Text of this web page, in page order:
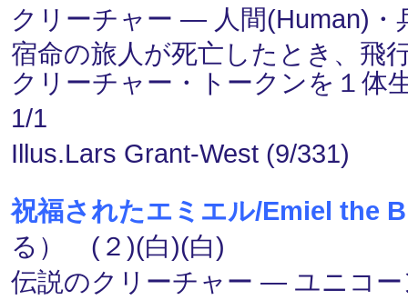
クリーチャー ― 人間(Human)
宿命の旅人が死亡したとき、飛
クリーチャー・トークンを１体
1/1
Illus.Lars Grant-West (9/331)
祝福されたエミエル/Emiel the
る） (２)(白)(白)
伝説のクリーチャー ― ユニコ